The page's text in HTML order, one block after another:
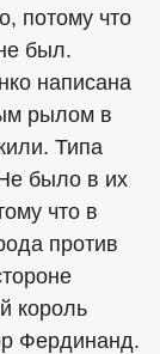
потому что
был.
написана
рылом в
Типа
было в их
что в
против
король
Фердинанд.